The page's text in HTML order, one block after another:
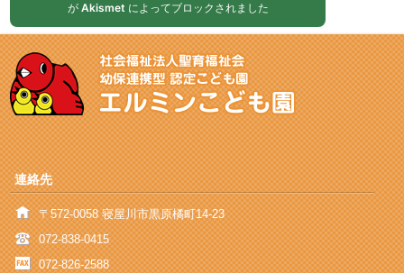
が Akismet によってブロックされました
連絡先
〒572-0058 寝屋川市黒原橘町14-23
072-838-0415
072-826-2588